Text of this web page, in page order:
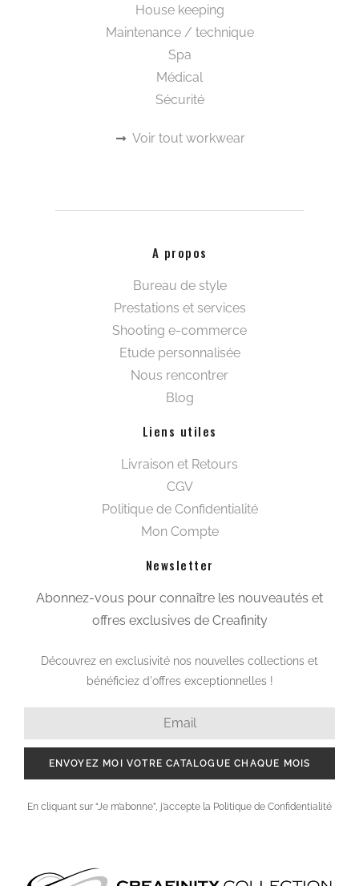
House keeping
Maintenance / technique
Spa
Médical
Sécurité
Voir tout workwear
A propos
Bureau de style
Prestations et services
Shooting e-commerce
Etude personnalisée
Nous rencontrer
Blog
Liens utiles
Livraison et Retours
CGV
Politique de Confidentialité
Mon Compte
Newsletter
Abonnez-vous pour connaître les nouveautés et
offres exclusives de Creafinity
Découvrez en exclusivité nos nouvelles collections et
bénéficiez d'offres exceptionnelles !
ENVOYEZ MOI VOTRE CATALOGUE CHAQUE MOIS
En cliquant sur “Je m’abonne”, j’accepte la Politique de Confidentialité